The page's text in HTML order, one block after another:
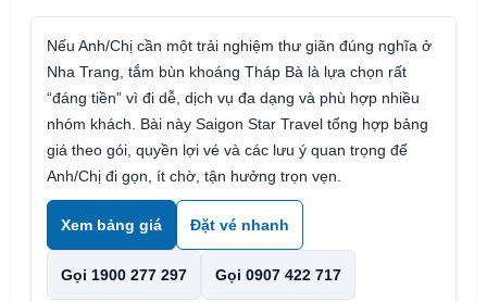
Nếu Anh/Chị cần một trải nghiệm thư giãn đúng nghĩa ở
Nha Trang, tắm bùn khoáng Tháp Bà là lựa chọn rất
“đáng tiền” vì đi dễ, dịch vụ đa dạng và phù hợp nhiều
nhóm khách. Bài này Saigon Star Travel tổng hợp bảng
giá theo gói, quyền lợi vé và các lưu ý quan trọng để
Anh/Chị đi gọn, ít chờ, tận hưởng trọn vẹn.
Xem bảng giá Đặt vé nhanh
Gọi 1900 277 297 Gọi 0907 422 717